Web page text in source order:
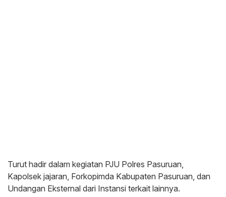
Turut hadir dalam kegiatan PJU Polres Pasuruan,
Kapolsek jajaran, Forkopimda Kabupaten Pasuruan, dan
Undangan Eksternal dari Instansi terkait lainnya.